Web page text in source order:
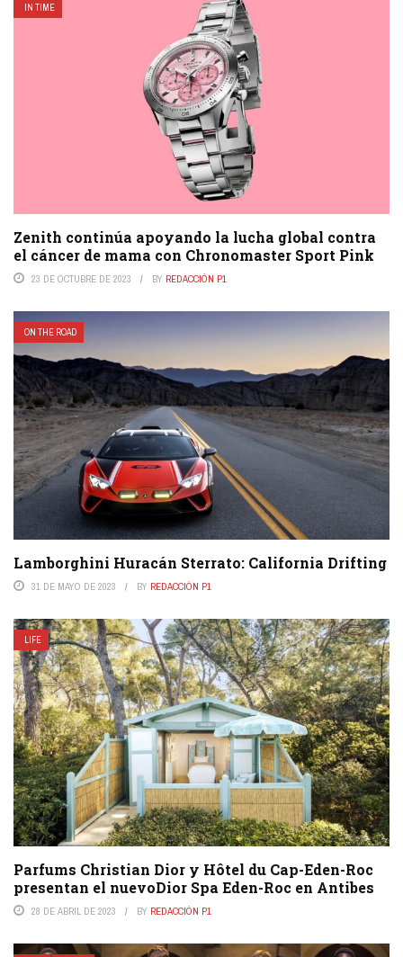
IN TIME
Zenith continúa apoyando la lucha global contra
el cáncer de mama con Chronomaster Sport Pink
23 DE OCTUBRE DE 2023 BY REDACCIÓN P1
ON THE ROAD
Lamborghini Huracán Sterrato: California Drifting
31 DE MAYO DE 2023 BY REDACCIÓN P1
LIFE
Parfums Christian Dior y Hôtel du Cap-Eden-Roc
presentan el nuevoDior Spa Eden-Roc en Antibes
28 DE ABRIL DE 2023 BY REDACCIÓN P1